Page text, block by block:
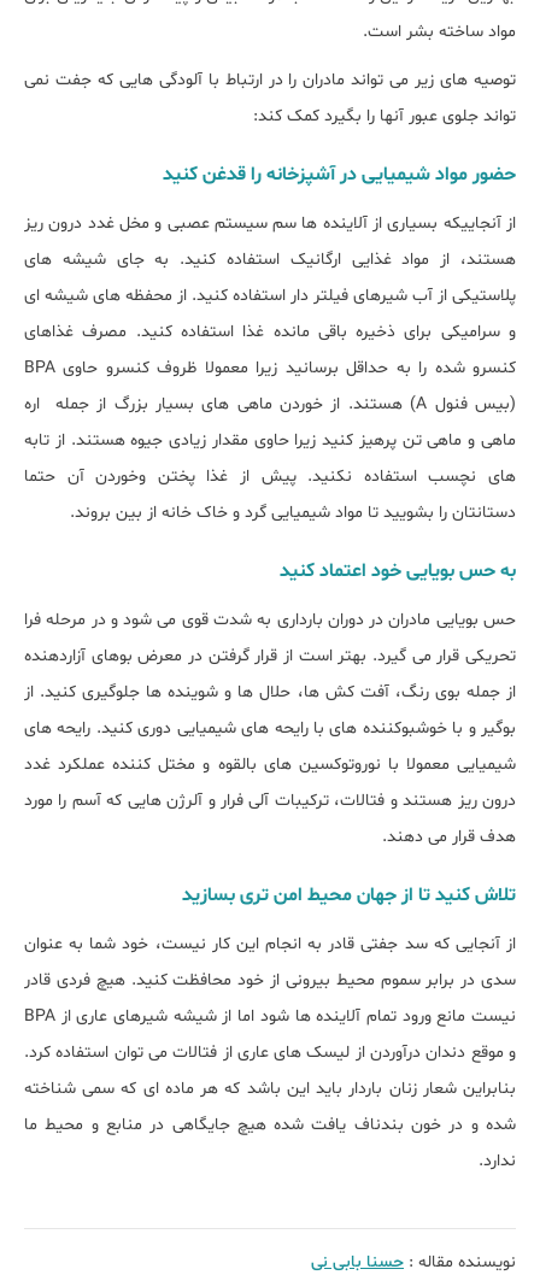
مواد ساخته بشر است.
توصیه های زیر می تواند مادران را در ارتباط با آلودگی هایی که جفت نمی
تواند جلوی عبور آنها را بگیرد کمک کند:
حضور مواد شیمیایی در آشپزخانه را قدغن کنید
از آنجاییکه بسیاری از آلاینده ها سم سیستم عصبی و مخل غدد درون ریز
هستند، از مواد غذایی ارگانیک استفاده کنید. به جای شیشه های
پلاستیکی از آب شیرهای فیلتر دار استفاده کنید. از محفظه های شیشه ای
و سرامیکی برای ذخیره باقی مانده غذا استفاده کنید. مصرف غذاهای
کنسرو شده را به حداقل برسانید زیرا معمولا ظروف کنسرو حاوی BPA
(بیس فنول A) هستند. از خوردن ماهی های بسیار بزرگ از جمله اره
ماهی و ماهی تن پرهیز کنید زیرا حاوی مقدار زیادی جیوه هستند. از تابه
های نچسب استفاده نکنید. پیش از غذا پختن وخوردن آن حتما
دستانتان را بشویید تا مواد شیمیایی گرد و خاک خانه از بین بروند.
به حس بویایی خود اعتماد کنید
حس بویایی مادران در دوران بارداری به شدت قوی می شود و در مرحله فرا
تحریکی قرار می گیرد. بهتر است از قرار گرفتن در معرض بوهای آزاردهنده
از جمله بوی رنگ، آفت کش ها، حلال ها و شوینده ها جلوگیری کنید. از
بوگیر و با خوشبوکننده های با رایحه های شیمیایی دوری کنید. رایحه های
شیمیایی معمولا با نوروتوکسین های بالقوه و مختل کننده عملکرد غدد
درون ریز هستند و فتالات، ترکیبات آلی فرار و آلرژن هایی که آسم را مورد
هدف قرار می دهند.
تلاش کنید تا از جهان محیط امن تری بسازید
از آنجایی که سد جفتی قادر به انجام این کار نیست، خود شما به عنوان
سدی در برابر سموم محیط بیرونی از خود محافظت کنید. هیچ فردی قادر
نیست مانع ورود تمام آلاینده ها شود اما از شیشه شیرهای عاری از BPA
و موقع دندان درآوردن از لیسک های عاری از فتالات می توان استفاده کرد.
بنابراین شعار زنان باردار باید این باشد که هر ماده ای که سمی شناخته
شده و در خون بندناف یافت شده هیچ جایگاهی در منابع و محیط ما
ندارد.
نویسنده مقاله : حسنا بابی نی